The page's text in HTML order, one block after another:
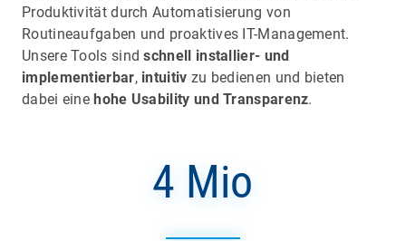
Produktivität durch Automatisierung von
Routineaufgaben und proaktives IT-Management.
Unsere Tools sindschnell installier- und
implementierbar, intuitiv zu bedienen und bieten
dabei einehohe Usability und Transparenz.
4 Mio